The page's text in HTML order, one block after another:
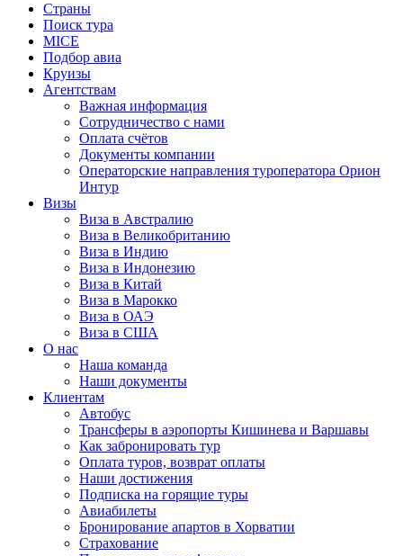
Страны
Поиск тура
MICE
Подбор авиа
Круизы
Агентствам
Важная информация
Сотрудничество с нами
Оплата счётов
Документы компании
Операторские направления туроператора Орион
Интур
Визы
Виза в Австралию
Виза в Великобританию
Виза в Индию
Виза в Индонезию
Виза в Китай
Виза в Марокко
Виза в ОАЭ
Виза в США
О нас
Наша команда
Наши документы
Клиентам
Автобус
Трансферы в аэропорты Кишинева и Варшавы
Как забронировать тур
Оплата туров, возврат оплаты
Наши достижения
Подписка на горящие туры
Авиабилеты
Бронирование апартов в Хорватии
Страхование